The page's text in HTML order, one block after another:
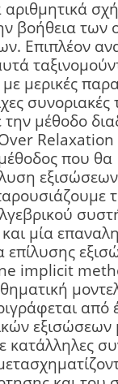
βοήθεια των
Επιπλέον
μερικές
μέθοδο
Relaxation
που θα
μία
implicit
από
εξισώσεων